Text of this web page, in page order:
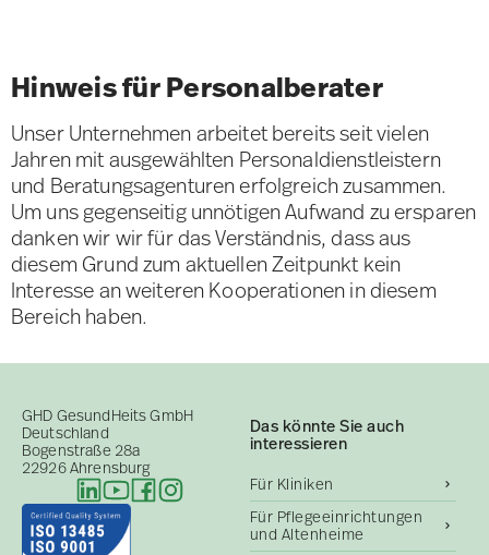
Hinweis für Personalberater
Unser Unternehmen arbeitet bereits seit vielen
Jahren mit ausgewählten Personaldienstleistern
und Beratungsagenturen erfolgreich zusammen.
Um uns gegenseitig unnötigen Aufwand zu ersparen
danken wir wir für das Verständnis, dass aus
diesem Grund zum aktuellen Zeitpunkt kein
Interesse an weiteren Kooperationen in diesem
Bereich haben.
GHD GesundHeits GmbH
Deutschland
Bogenstraße 28a
22926 Ahrensburg
Das könnte Sie auch
interessieren
Für Kliniken
Für Pflegeeinrichtungen
und Altenheime